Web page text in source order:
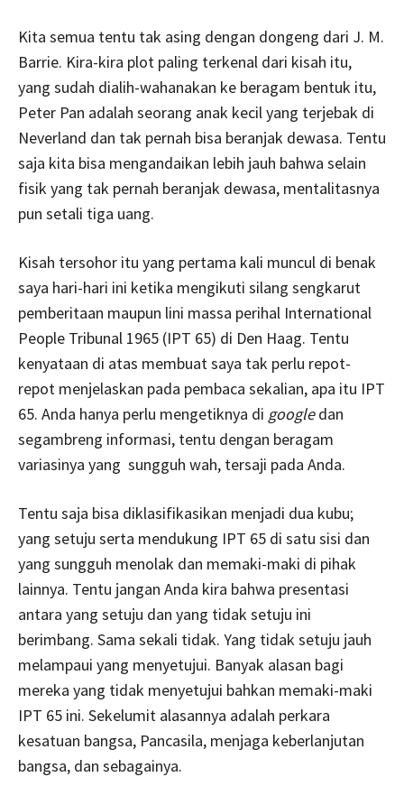
Kita semua tentu tak asing dengan dongeng dari J. M.
Barrie. Kira-kira plot paling terkenal dari kisah itu,
yang sudah dialih-wahanakan ke beragam bentuk itu,
Peter Pan adalah seorang anak kecil yang terjebak di
Neverland dan tak pernah bisa beranjak dewasa. Tentu
saja kita bisa mengandaikan lebih jauh bahwa selain
fisik yang tak pernah beranjak dewasa, mentalitasnya
pun setali tiga uang.
Kisah tersohor itu yang pertama kali muncul di benak
saya hari-hari ini ketika mengikuti silang sengkarut
pemberitaan maupun lini massa perihal International
People Tribunal 1965 (IPT 65) di Den Haag. Tentu
kenyataan di atas membuat saya tak perlu repot-
repot menjelaskan pada pembaca sekalian, apa itu IPT
65. Anda hanya perlu mengetiknya di googledan
segambreng informasi, tentu dengan beragam
variasinya yang sungguh wah, tersaji pada Anda.
Tentu saja bisa diklasifikasikan menjadi dua kubu;
yang setuju serta mendukung IPT 65 di satu sisi dan
yang sungguh menolak dan memaki-maki di pihak
lainnya. Tentu jangan Anda kira bahwa presentasi
antara yang setuju dan yang tidak setuju ini
berimbang. Sama sekali tidak. Yang tidak setuju jauh
melampaui yang menyetujui. Banyak alasan bagi
mereka yang tidak menyetujui bahkan memaki-maki
IPT 65 ini. Sekelumit alasannya adalah perkara
kesatuan bangsa, Pancasila, menjaga keberlanjutan
bangsa, dan sebagainya.